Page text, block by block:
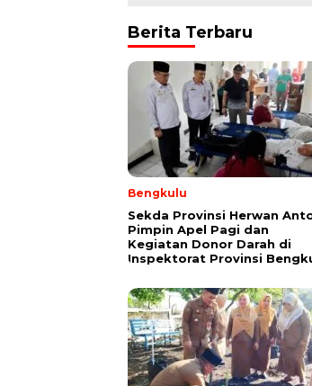
Berita Terbaru
Bengkulu
Sekda Provinsi Herwan
Pimpin Apel Pagi dan
Kegiatan Donor Darah di
Inspektorat Provinsi